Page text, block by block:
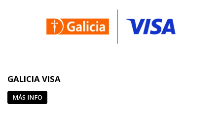
GALICIA VISA
MÁS INFO